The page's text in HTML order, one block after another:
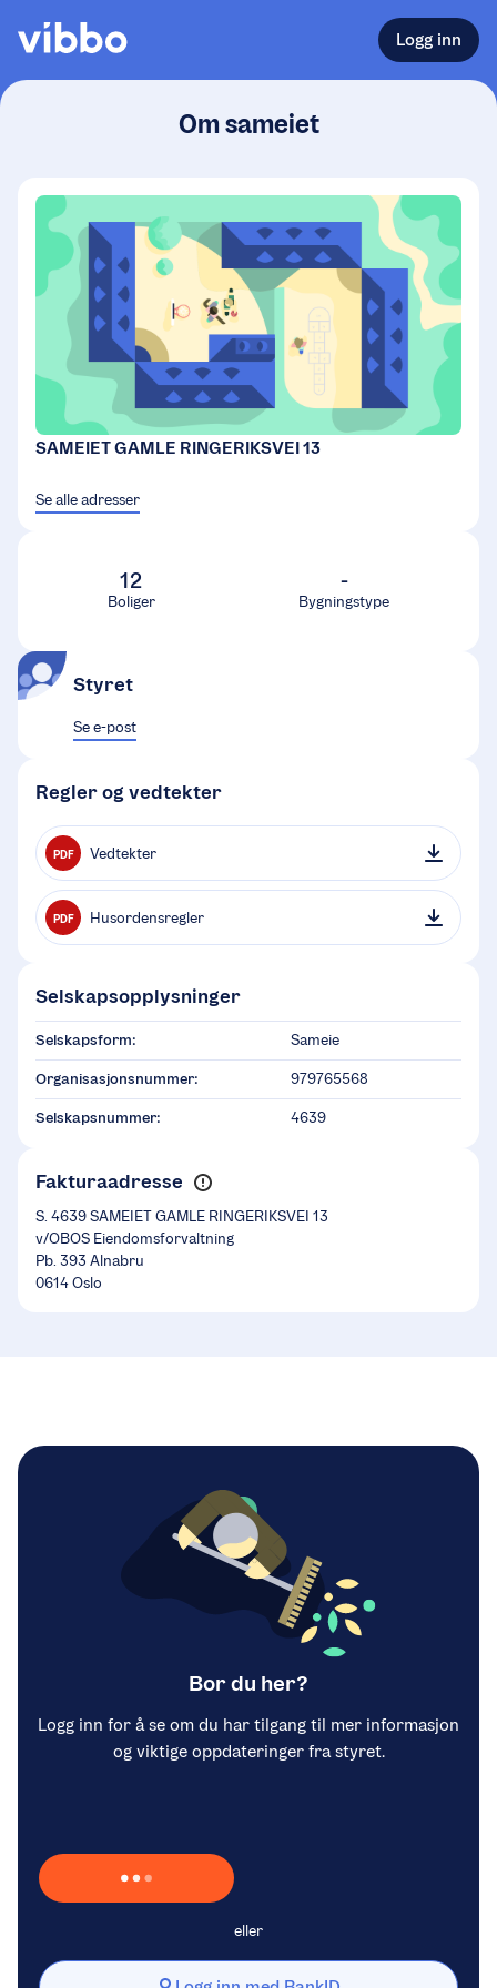
Logg inn
Om sameiet
SAMEIET GAMLE RINGERIKSVEI 13
Se alle adresser
12
Boliger
-
Bygningstype
Styret
Se e-post
Regler og vedtekter
PDF Vedtekter
PDF Husordensregler
Selskapsopplysninger
Selskapsform: Sameie
Organisasjonsnummer: 979765568
Selskapsnummer: 4639
Fakturaadresse
S. 4639 SAMEIET GAMLE RINGERIKSVEI 13
v/OBOS Eiendomsforvaltning
Pb. 393 Alnabru
0614 Oslo
Bor du her?
Logg inn for å se om du har tilgang til mer informasjon
og viktige oppdateringer fra styret.
Laster inn Vipps …
eller